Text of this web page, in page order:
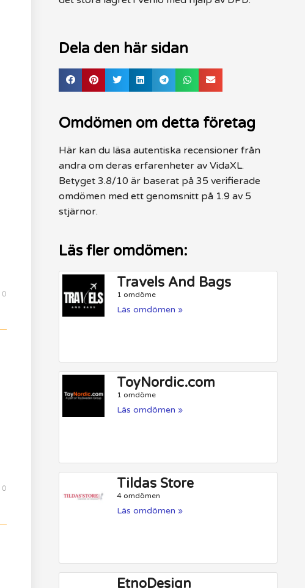
0
0
Dela den här sidan
Omdömen om detta företag
Här kan du läsa autentiska recensioner från
andra om deras erfarenheter av VidaXL.
Betyget 3.8/10 är baserat på 35 verifierade
omdömen med ett genomsnitt på 1.9 av 5
stjärnor.
Läs fler omdömen:
Travels And Bags
1 omdöme
Läs omdömen »
ToyNordic.com
1 omdöme
Läs omdömen »
Tildas Store
4 omdömen
Läs omdömen »
EtnoDesign